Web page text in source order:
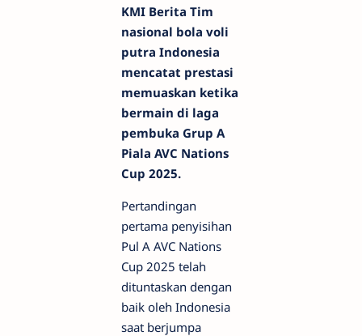
KMI Berita Tim
nasional bola voli
putra Indonesia
mencatat prestasi
memuaskan ketika
bermain di laga
pembuka Grup A
Piala AVC Nations
Cup 2025.
Pertandingan
pertama penyisihan
Pul A AVC Nations
Cup 2025 telah
dituntaskan dengan
baik oleh Indonesia
saat berjumpa